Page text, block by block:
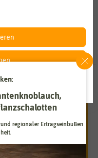
regionaler Ertragseinbußen